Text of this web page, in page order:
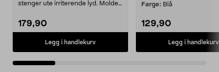
stenger ute irriterende lyd. Moldex
179,90
Legg i handlekurv
Farge: Blå
129,90
Legg i handlekurv